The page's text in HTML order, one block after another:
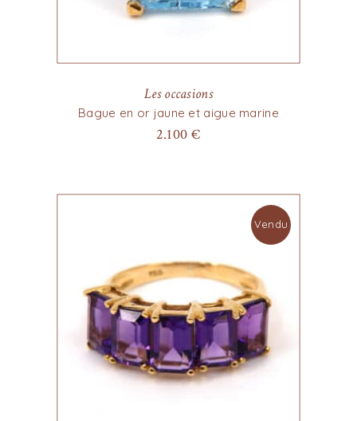
Les occasions
Bague en or jaune et aigue marine
2.100 €
Vendu